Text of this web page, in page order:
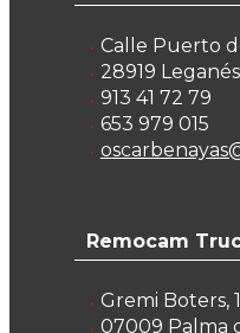
Calle Puerto
28919 Leganés
913 41 72 79
653 979 015
Remocam
Gremi Boters,
07009 Palma